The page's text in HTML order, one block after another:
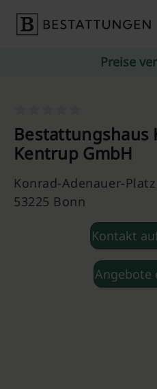
Preise
Bestattungshaus
Kentrup GmbH
Konrad-Adenauer-Platz
53225 Bonn
Kontakt
Angebote